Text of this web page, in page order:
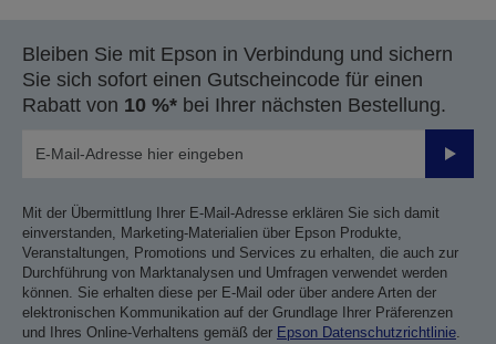
Bleiben Sie mit Epson in Verbindung und sichern
Sie sich sofort einen Gutscheincode für einen
Rabatt von 10 %* bei Ihrer nächsten Bestellung.
Mit der Übermittlung Ihrer E-Mail-Adresse erklären Sie sich damit
einverstanden, Marketing-Materialien über Epson Produkte,
Veranstaltungen, Promotions und Services zu erhalten, die auch zur
Durchführung von Marktanalysen und Umfragen verwendet werden
können. Sie erhalten diese per E-Mail oder über andere Arten der
elektronischen Kommunikation auf der Grundlage Ihrer Präferenzen
und Ihres Online-Verhaltens gemäß der Epson Datenschutzrichtlinie